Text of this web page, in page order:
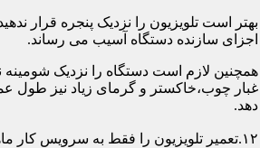
بهتر است تلویزیون را نزدیک پنجره قرار
اجزای سازنده دستگاه آسیب می رساند.
همچنین لازم است دستگاه را نزدیک شومینه
غبار چوب،خاکستر و گرمای زیاد نیز طول
دهد.
۱۲.تعمیر تلویزیون را فقط به سرویس کار ماهر بسپارید